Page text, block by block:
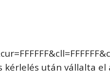
után vállalta